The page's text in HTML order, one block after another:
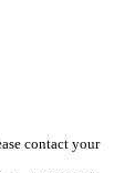
contact your